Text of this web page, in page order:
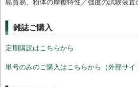
島貿易、粉体の摩擦特性／強度の試験装置
雑誌ご購入
定期購読はこちらから
単号のみのご購入はこちらから（外部サイ